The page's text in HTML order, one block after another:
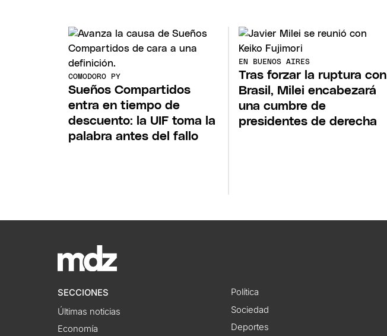
COMODORO PY
Sueños Compartidos
entra en tiempo de
descuento: la UIF toma la
palabra antes del fallo
EN BUENOS AIRES
Tras forzar la ruptura con
Brasil, Milei encabezará
una cumbre de
presidentes de derecha
SECCIONES
Últimas noticias
Economía
Política
Sociedad
Deportes